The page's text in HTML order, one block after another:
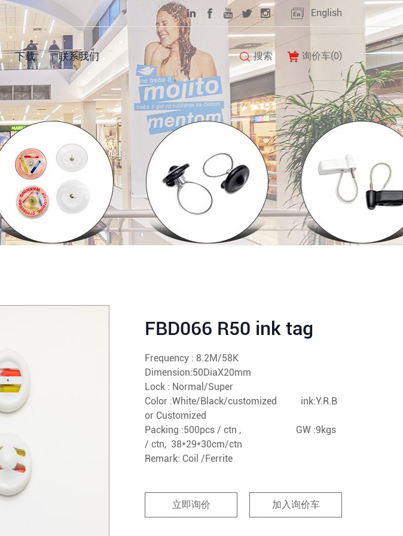
English
下载 联系我们 搜索 询价车(0)
FBD066 R50 ink tag
Frequency : 8.2M/58K
Dimension:50DiaX20mm
Lock : Normal/Super
Color :White/Black/customized ink:Y.R.B
or Customized
Packing :500pcs / ctn , GW :9kgs
/ ctn, 38*29*30cm/ctn
Remark: Coil /Ferrite
立即询价 加入询价车